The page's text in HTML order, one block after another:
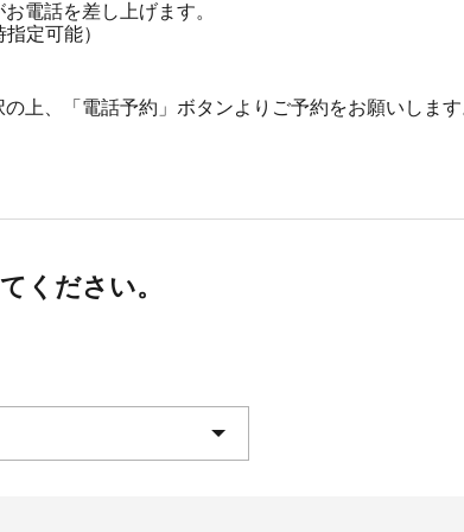
電話を差し上げます。
定可能）
上、「電話予約」ボタンよりご予約をお願いします
ください。